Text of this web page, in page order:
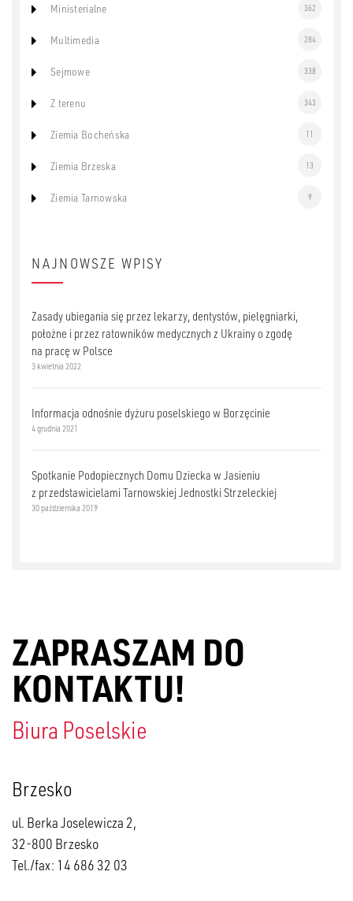
Ministerialne 362
Multimedia 284
Sejmowe 338
Z terenu 343
Ziemia Bocheńska 11
Ziemia Brzeska 13
Ziemia Tarnowska 9
NAJNOWSZE WPISY
Zasady ubiegania się przez lekarzy, dentystów, pielęgniarki,
położne i przez ratowników medycznych z Ukrainy o zgodę
na pracę w Polsce
3 kwietnia 2022
Informacja odnośnie dyżuru poselskiego w Borzęcinie
4 grudnia 2021
Spotkanie Podopiecznych Domu Dziecka w Jasieniu
z przedstawicielami Tarnowskiej Jednostki Strzeleckiej
30 października 2019
ZAPRASZAM DO
KONTAKTU!
Biura Poselskie
Brzesko
ul. Berka Joselewicza 2,
32-800 Brzesko
Tel./fax: 14 686 32 03